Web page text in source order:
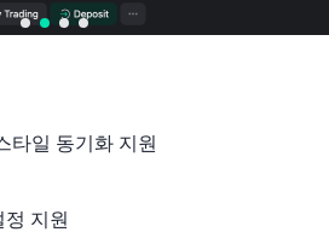
타일 동기화 지원
지원